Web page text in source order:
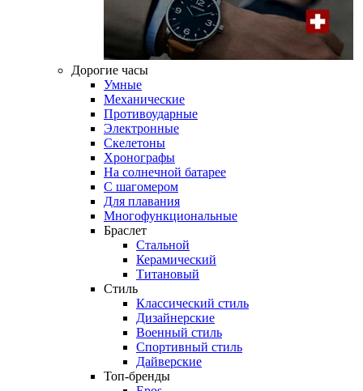
Дорогие часы
Умные
Механические
Противоударные
Электронные
Скелетоны
Хронографы
На солнечной батарее
С шагомером
Для плавания
Многофункциональные
Браслет
Стальной
Керамический
Титановый
Стиль
Классический стиль
Дизайнерские
Военный стиль
Спортивный стиль
Дайверские
Топ-бренды